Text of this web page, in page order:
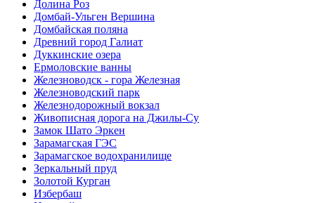
Долина Роз
Домбай-Ульген Вершина
Домбайская поляна
Древний город Галиат
Дуккинские озера
Ермоловские ванны
Железноводск - гора Железная
Железноводский парк
Железнодорожный вокзал
Живописная дорога на Джилы-Су
Замок Шато Эркен
Зарамагская ГЭС
Зарамагское водохранилище
Зеркальный пруд
Золотой Курган
Избербаш